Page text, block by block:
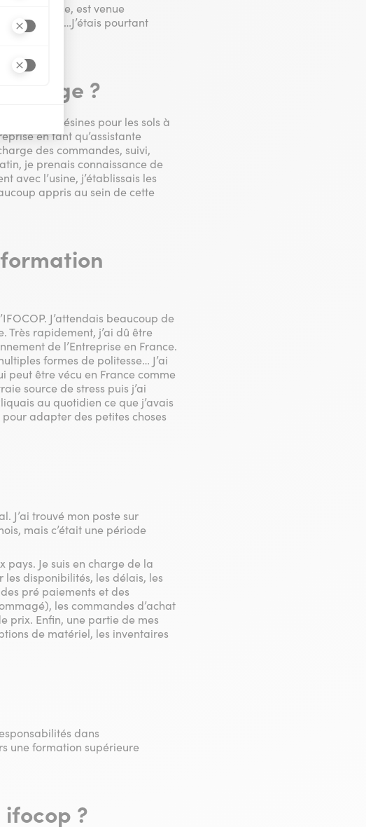
de voir s'il y a des conversions.
et la vente de publicité numérique centrée sur le consommateur.
SIKA France, est venue
élue…J’étais pourtant
stage ?
colles et résines pour les sols à
en tant qu’assistante
des commandes, suivi,
je prenais connaissance de
avec l’usine, j’établissais les
appris au sein de cette
J’attendais beaucoup de
Très rapidement, j’ai dû être
de l’Entreprise en France.
formes de politesse… J’ai
peut être vécu en France comme
source de stress puis j’ai
au quotidien ce que j’avais
adapter des petites choses
J’ai trouvé mon poste sur
mais c’était une période
Je suis en charge de la
disponibilités, les délais, les
pré paiements et des
les commandes d’achat
prix. Enfin, une partie de mes
de matériel, les inventaires
dans
une formation supérieure
?